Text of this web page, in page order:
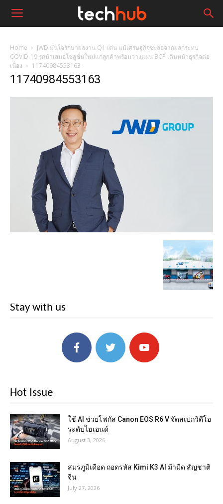
Home
JWD มั่นใจรักษาผลงาน Q1 เด่น แม้เศรษฐกิจชะลอจากผลกระทบ
COVID-19 รุกนำเสนอโซลูชั่นใหม่แก่ลูกค้าพร้อมวางแผน BCP เดินหน้าธุรกิจต่อ
เนื่อง
11740984553163
11740984553163
Stay with us
Hot Issue
ใช้ AI ช่วยโฟกัส Canon EOS R6 V จัดสเปกวิดีโอ
ระดับไฮเอนด์
August 3, 2026
สมรภูมิเดือด ถอดรหัส Kimi K3 AI ม้ามืด สัญชาติ
จีน
July 27, 2026